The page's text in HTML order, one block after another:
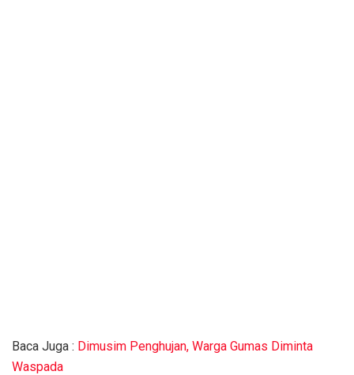
Baca Juga : Dimusim Penghujan, Warga Gumas Diminta
Waspada